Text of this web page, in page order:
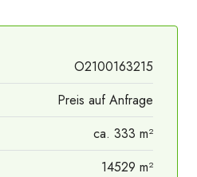
O2100163215
Preis auf Anfrage
ca. 333 m²
14529 m²